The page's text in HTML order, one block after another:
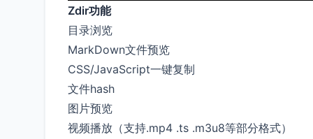
Zdir功能
目录浏览
MarkDown文件预览
CSS/JavaScript一键复制
文件hash
图片预览
视频播放（支持.mp4 .ts .m3u8等部分格式）